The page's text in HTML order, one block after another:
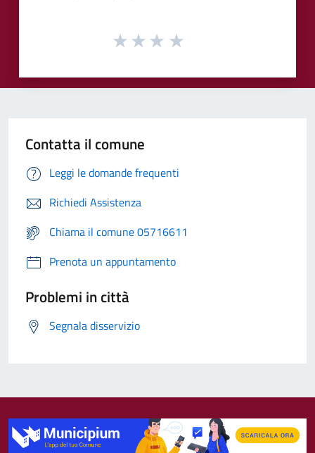
Contatta il comune
Leggi le domande frequenti
Richiedi Assistenza
Chiama il comune 05716611
Prenota un appuntamento
Problemi in città
Segnala disservizio